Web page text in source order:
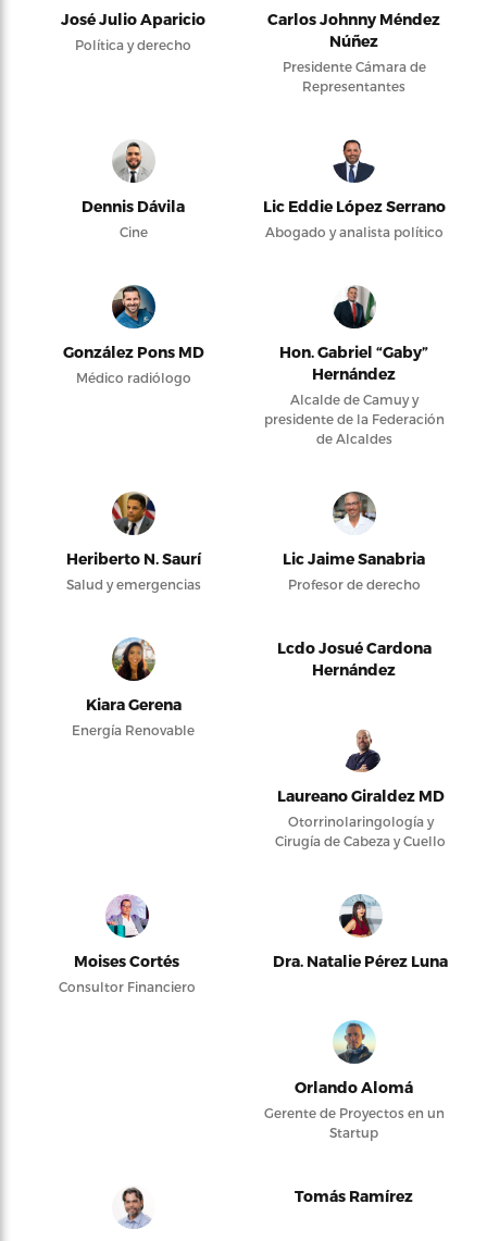
José Julio Aparicio
Política y derecho
Carlos Johnny Méndez
Núñez
Presidente Cámara de
Representantes
Dennis Dávila
Cine
Lic Eddie López Serrano
Abogado y analista político
González Pons MD
Médico radiólogo
Hon. Gabriel “Gaby”
Hernández
Alcalde de Camuy y
presidente de la Federación
de Alcaldes
Heriberto N. Saurí
Salud y emergencias
Lic Jaime Sanabria
Profesor de derecho
Kiara Gerena
Energía Renovable
Lcdo Josué Cardona
Hernández
Laureano Giraldez MD
Otorrinolaringología y
Cirugía de Cabeza y Cuello
Moises Cortés
Consultor Financiero
Dra. Natalie Pérez Luna
Orlando Alomá
Gerente de Proyectos en un
Startup
Tomás Ramírez